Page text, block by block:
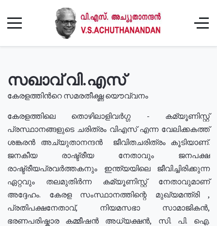
സഖാവ് വി.എസ്
കേരളത്തിൻറെ സമരതീക്ഷ്ണ യൌവ്വനം
കേരളത്തിലെ തൊഴിലാളിവർഗ്ഗ - കമ്യൂണിസ്റ്റ്
പ്രസ്ഥാനങ്ങളുടെ ചരിത്രം വിഎസ് എന്ന വേലിക്കകത്ത്
ശങ്കരൻ അച്യുതാനന്ദൻ ജീവിതചരിത്രം കൂടിയാണ്.
ജനകീയ രാഷ്ട്രീയ നേതാവും ജനപക്ഷ
രാഷ്ട്രീയപ്രവർത്തകനും ഇന്ത്യയിലെ ജീവിച്ചിരിക്കുന്ന
ഏറ്റവും തലമുതിർന്ന കമ്യൂണിസ്റ്റ് നേതാവുമാണ്
അദ്ദേഹം. കേരള സംസ്ഥാനത്തിന്റെ മുഖ്യമന്ത്രി ,
പ്രതിപക്ഷനേതാവ്, നിയമസഭാ സാമാജികൻ,
ഭരണപരിഷ്കാര കമ്മീഷൻ അധ്യക്ഷൻ, സി. പി. ഐ.